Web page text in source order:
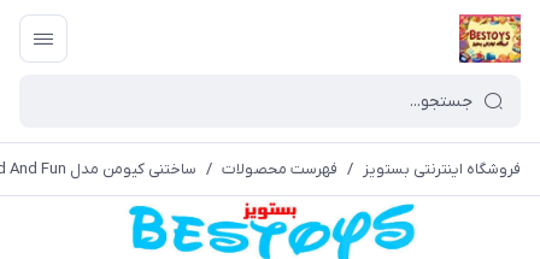
فروشگاه اینترنتی بستویز / فهرست محصولات / ساختنی کیومن مدل Build And Fun کد 5-35011